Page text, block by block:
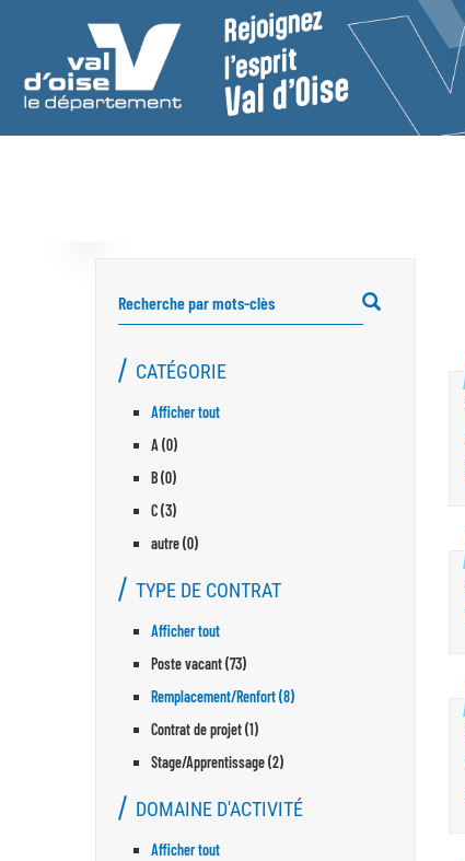
CATÉGORIE
Afficher tout
A (0)
B (0)
C (3)
autre (0)
TYPE DE CONTRAT
Afficher tout
Poste vacant (73)
Remplacement/Renfort (8)
Contrat de projet (1)
Stage/Apprentissage (2)
DOMAINE D'ACTIVITÉ
Afficher tout